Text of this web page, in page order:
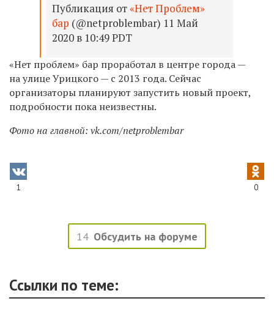
Публикация от«Нет Проблем»
бар (@netproblembar) 11 Май
2020 в 10:49 PDT
«Нет проблем» бар проработал в центре города —
на улице Урицкого — с 2013 года. Сейчас
организаторы планируют запустить новый проект,
подробности пока неизвестны.
Фото на главной: vk.com/netproblembar
1 0
14 Обсудить на форуме
Ссылки по теме: